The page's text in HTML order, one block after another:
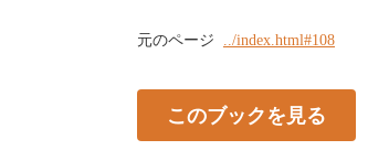
元のページ ../index.html#108
このブックを見る